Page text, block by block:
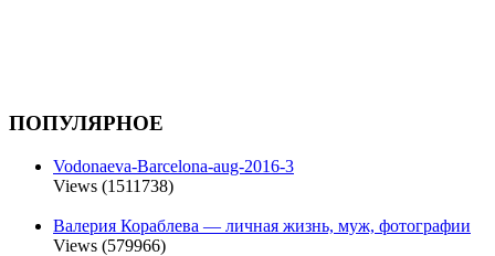
ПОПУЛЯРНОЕ
Vodonaeva-Barcelona-aug-2016-3
Views (1511738)
Валерия Кораблева — личная жизнь, муж, фотографии
Views (579966)